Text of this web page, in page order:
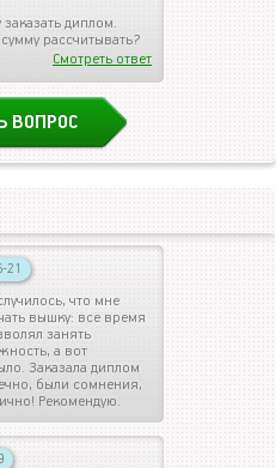
заказать диплом.
рассчитывать?
Смотреть ответ
ВОПРОС
21
что мне
вышку: все время
занять
а вот
Заказала диплом
были сомнения,
Рекомендую.